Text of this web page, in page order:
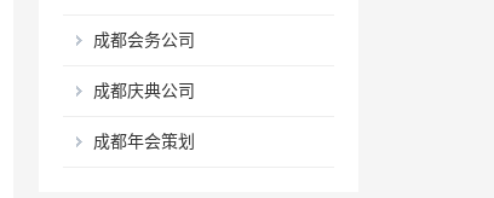
成都会务公司
成都庆典公司
成都年会策划